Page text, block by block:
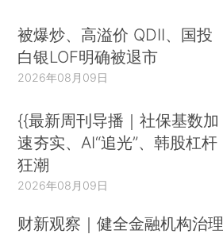
被爆炒、高溢价 QDII、国投
白银LOF明确被退市
2026年08月09日
{{最新周刊导播｜社保基数加
速夯实、AI“追光”、韩股杠杆
狂潮
2026年08月09日
财新观察｜健全金融机构治理